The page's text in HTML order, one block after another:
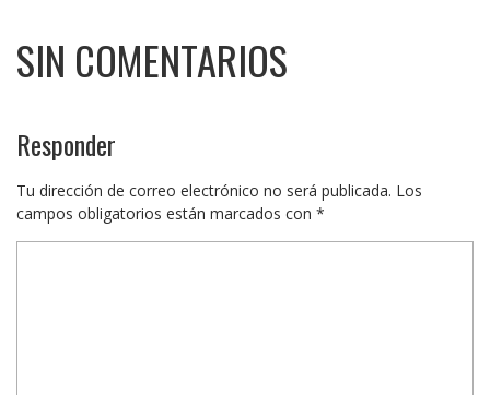
SIN COMENTARIOS
Responder
Tu dirección de correo electrónico no será publicada. Los
campos obligatorios están marcados con *